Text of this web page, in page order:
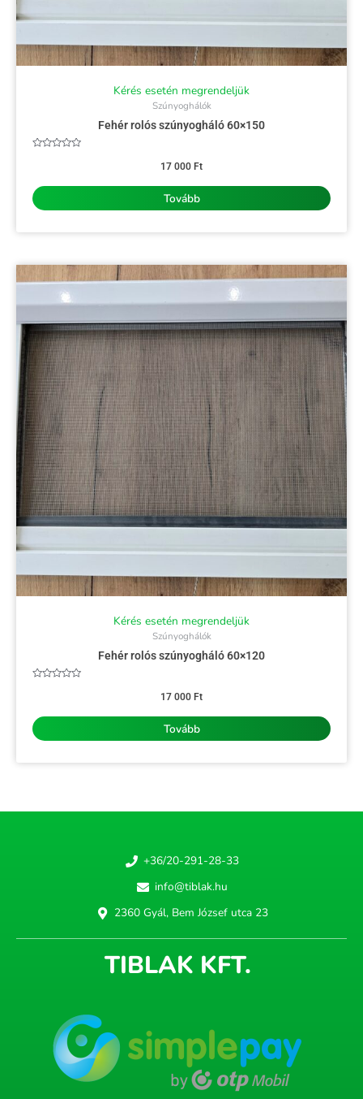
Kérés esetén megrendeljük
Szúnyoghálók
Fehér rolós szúnyogháló 60×150
17 000 Ft
Tovább
Kérés esetén megrendeljük
Szúnyoghálók
Fehér rolós szúnyogháló 60×120
17 000 Ft
Tovább
+36/20-291-28-33
info@tiblak.hu
2360 Gyál, Bem József utca 23
TIBLAK KFT.